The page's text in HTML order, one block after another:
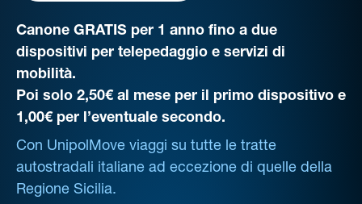
Canone GRATIS per 1 anno fino a due
dispositivi per telepedaggio e servizi di
mobilità.
Poi solo 2,50€ al mese per il primo dispositivo e
1,00€ per l’eventuale secondo.
Con UnipolMove viaggi su tutte le tratte
autostradali italiane ad eccezione di quelle della
Regione Sicilia.